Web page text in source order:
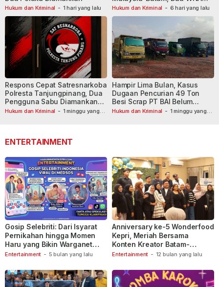
Hukum dan Kriminal - 1 hari yang lalu Hukum dan Kriminal - 6 hari yang lalu
Masih Diburu
Hukum dan Kriminal - 1 minggu yang
Respons Cepat Satresnarkoba
Polresta Tanjungpinang, Dua
Pengguna Sabu Diamankan
Usai Dilaporkan ke Call Center
Hukum dan Kriminal - 1 minggu yang
Hampir Lima Bulan, Kasus
Dugaan Pencurian 49 Ton
Besi Scrap PT BAI Belum
Tetapkan Tersangka
ENTERTAINMENT
Entertainment - 5 bulan yang lalu
Gosip Selebriti: Dari Isyarat
Pernikahan hingga Momen
Haru yang Bikin Warganet
Berspekulasi
Entertainment - 12 bulan yang lalu
Anniversary ke-5 Wonderfood
Kepri, Meriah Bersama
Konten Kreator Batam-
Tanjungpinang